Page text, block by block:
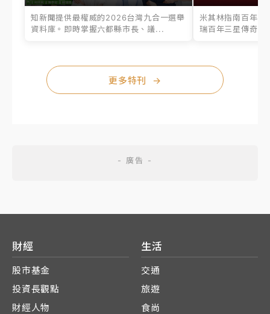
知新聞提供最權威的2026台灣九合一選舉
資料庫。即時掌握六都縣市長、議...
米其林指南百年之
瑞百年三星傳奇、
更多特刊 →
財經
股市基金
投資長觀點
財經人物
生活
交通
旅遊
食尚